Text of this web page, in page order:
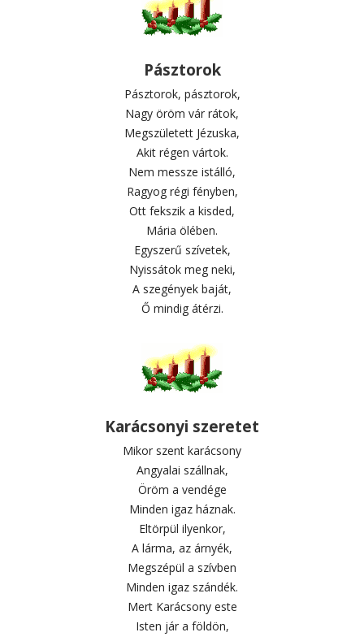
Pásztorok
Pásztorok, pásztorok,
Nagy öröm vár rátok,
Megszületett Jézuska,
Akit régen vártok.
Nem messze istálló,
Ragyog régi fényben,
Ott fekszik a kisded,
Mária ölében.
Egyszerű szívetek,
Nyissátok meg neki,
A szegények baját,
Ő mindig átérzi.
Karácsonyi szeretet
Mikor szent karácsony
Angyalai szállnak,
Öröm a vendége
Minden igaz háznak.
Eltörpül ilyenkor,
A lárma, az árnyék,
Megszépül a szívben
Minden igaz szándék.
Mert Karácsony este
Isten jár a földön,